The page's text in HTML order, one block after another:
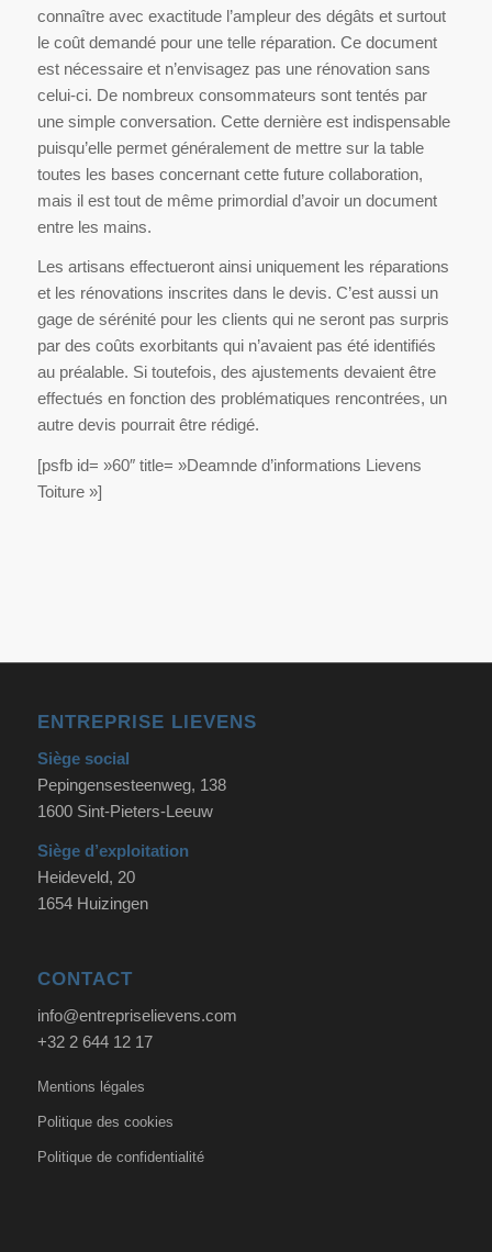
connaître avec exactitude l’ampleur des dégâts et surtout
le coût demandé pour une telle réparation. Ce document
est nécessaire et n’envisagez pas une rénovation sans
celui-ci. De nombreux consommateurs sont tentés par
une simple conversation. Cette dernière est indispensable
puisqu’elle permet généralement de mettre sur la table
toutes les bases concernant cette future collaboration,
mais il est tout de même primordial d’avoir un document
entre les mains.
Les artisans effectueront ainsi uniquement les réparations
et les rénovations inscrites dans le devis. C’est aussi un
gage de sérénité pour les clients qui ne seront pas surpris
par des coûts exorbitants qui n’avaient pas été identifiés
au préalable. Si toutefois, des ajustements devaient être
effectués en fonction des problématiques rencontrées, un
autre devis pourrait être rédigé.
[psfb id= »60″ title= »Deamnde d’informations Lievens
Toiture »]
ENTREPRISE LIEVENS
Siège social
Pepingensesteenweg, 138
1600 Sint-Pieters-Leeuw
Siège d’exploitation
Heideveld, 20
1654 Huizingen
CONTACT
info@entrepriselievens.com
+32 2 644 12 17
Mentions légales
Politique des cookies
Politique de confidentialité